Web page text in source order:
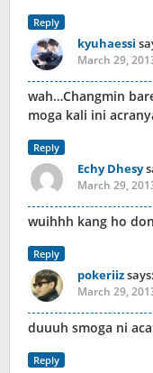
Reply
kyuhaessi
March 29,
wah…Changmin
moga kali ini
Reply
Echy Dhesy
March 29,
wuihhh kang ho
Reply
pokeriizsays:
March 29,
duuuh smoga ni
Reply